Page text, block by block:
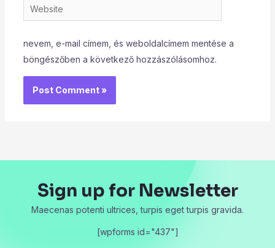
Website
nevem, e-mail címem, és weboldalcímem mentése a
böngészőben a következő hozzászólásomhoz.
Sign up for Newsletter
Maecenas potenti ultrices, turpis eget turpis gravida.
[wpforms id="437"]